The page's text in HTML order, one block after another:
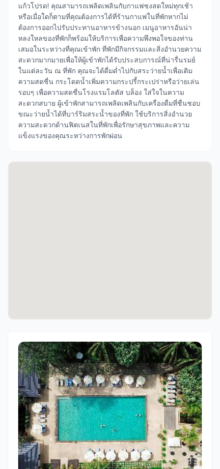
แก้วโปรด! คุณสามารถเพลิดเพลินกับกาแฟชงสดใหม่ทุกเช้า
หรือเมื่อใดก็ตามที่คุณต้องการได้ที่ร้านกาแฟในที่พักหากไม่
ต้องการออกไปรับประทานอาหารข้างนอก เมนูอาหารอันน่า
หลงใหลของที่พักก็พร้อมให้บริการเพื่อความพึงพอใจของท่าน
เสมอในระหว่างที่คุณเข้าพัก ที่พักมีกิจกรรมและสิ่งอำนวยความ
สะดวกมากมายเพื่อให้ผู้เข้าพักได้รับประสบการณ์ที่น่ารื่นรมย์
ในแต่ละวัน ณ ที่พัก คุณจะได้ดื่มด่ำไปกับสระว่ายน้ำเพื่อเติม
ความสดชื่น กระโดดน้ำเพิ่มความกระปรี้กระเปร่าหรือว่ายเล่น
รอบๆ เพื่อความสดชื่นโรงแรมโลตัส บล็อง ใส่ใจในความ
สะดวกสบาย ผู้เข้าพักสามารถเพลิดเพลินกับเครื่องดื่มที่ชื่นชอบ
ขณะว่ายน้ำได้ที่บาร์ริมสระน้ำของที่พัก ใช้บริการสิ่งอำนวย
ความสะดวกด้านฟิตเนสในที่พักเพื่อรักษาสุขภาพและความ
แข็งแรงของคุณระหว่างการพักผ่อน